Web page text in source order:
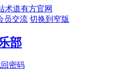
术道有方官网
员交流 切换到窄版
密码